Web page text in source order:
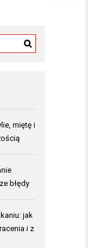
miętę i
błędy
jak
i z